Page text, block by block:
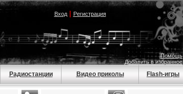
Вход| Регистрация
Помощь
Добавить в избранное
Радиостанции Видео приколы Flash-игры